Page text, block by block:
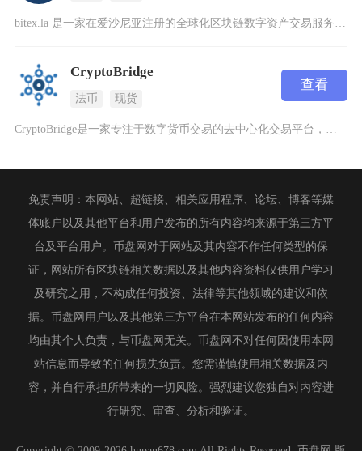
bitex.la 是一家在爱沙尼亚注册的全球化区块链数字资产交易服务平台，专注于为全球用户
CryptoBridge
法币 现货
查看
免责声明：本网站、超链接、相关应用程序、论坛、博客等媒
体账户以及其他平台和用户发布的所有内容均来源于第三方平
台及平台用户。币盘网对于网站及其内容不作任何类型的保
证，网站所有区块链相关数据以及其他内容资料仅供用户学习
及研究之用，不构成任何投资、法律等其他领域的建议和依
据。币盘网用户以及其他第三方平台在本网站发布的任何内容
均由其个人负责，与币盘网无关。币盘网不对任何因使用本网
站信息而导致的任何损失负责。您需谨慎使用相关数据及内
容，并自行承担所带来的一切风险。强烈建议您独自对内容进
行研究、审查、分析和验证。